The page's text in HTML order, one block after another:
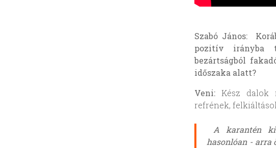
Szabó János:
pozitív irányba
bezártságból
időszaka alatt?
Veni:Kész dalok
refrének,
A karantén
hasonlóan - arra